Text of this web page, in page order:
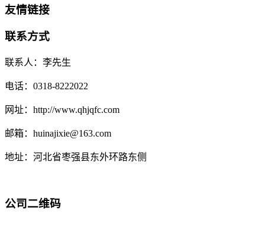
友情链接
联系方式
联系人：李先生
电话：0318-8222022
网址：http://www.qhjqfc.com
邮箱：huinajixie@163.com
地址：河北省枣强县东外环路东侧
公司二维码